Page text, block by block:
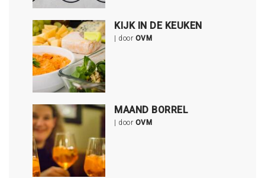
KIJK IN DE KEUKEN
| door OVM
MAAND BORREL
| door OVM